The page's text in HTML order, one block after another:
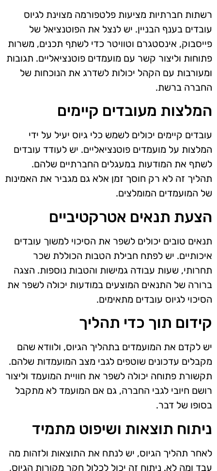
רשתות חברתיות מציעות פלטפורמה מצוינת לגיוס
עובדים בענף הבניין. יש לנצל את הפוטנציאל של
פייסבוק, אינסטגרם וטוויטר כדי לשתף תכנים, משרות
פתוחות וליצור קשר עם מועמדים פוטנציאליים. תגובות
ומעורבות עם הקהל יכולות לשדרג את הנוכחות של
החברה ברשת.
המלצות מעובדים קיימים
עובדים קיימים יכולים לשמש כלי גיוס יעיל על ידי
המלצות על מועמדים פוטנציאליים. יש לעודד עובדים
לשתף את המודעות במעגלים החברתיים שלהם.
תהליך זה לא רק חוסך זמן אלא גם מגביר את האמינות
של המועמדים המומלצים.
הצעת תנאים אטרקטיביים
תנאים טובים יכולים לשפר את הסיכוי למשוך עובדים
איכותיים. יש לפתח חבילת הטבות הכוללת שכר
תחרותי, שעות עבודה גמישות והטבות נוספות. הצגה
ברורה של התנאים המוצעים במודעות יכולה לשפר את
הסיכוי לגיוס עובדים מתאימים.
קידום תוך כדי תהליך
יש לקדם את המועמדים בתהליך הגיוס, ולוודא שהם
מקבלים עדכונים שוטפים לגבי מצב המועמדות שלהם.
תקשורת פתוחה יכולה לשפר את חוויית המועמד וליצור
רושם חיובי לגבי החברה, גם אם המועמד לא מתקבל
בסופו של דבר.
ניתוח תוצאות ושיפוט מתמיד
לאחר תהליך הגיוס, יש לנתח את התוצאות ולזהות מה
עבד ומה לא. ניתוח זה יכול לכלול חקר מקורות הגיוס,